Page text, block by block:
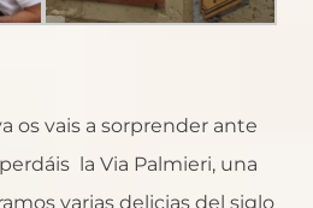
os vais a sorprender ante
la Via Palmieri, una
varias delicias del siglo